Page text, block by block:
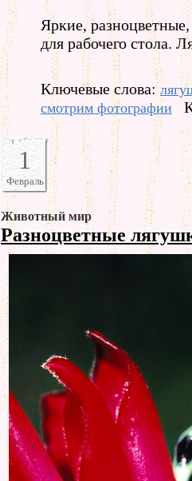
Яркие,
для рабочего стола.
Ключевые слова:
смотрим фотографии
1
Февраль
Животный мир
Разноцветные